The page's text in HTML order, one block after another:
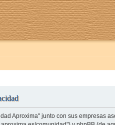
Aproxima" junto con sus empresas